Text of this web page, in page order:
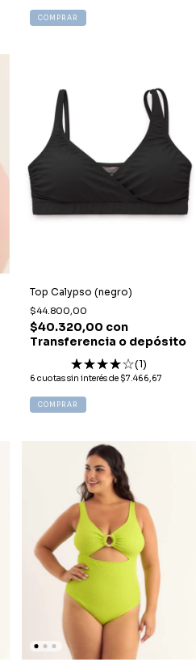
COMPRAR
Top Calypso (negro)
$44.800,00
$40.320,00 con
Transferencia o depósito
(1)
6 cuotas sin interés de $7.466,67
COMPRAR